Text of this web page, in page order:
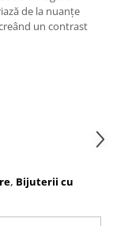
de la nuanțe
un contrast
, Bijuterii cu